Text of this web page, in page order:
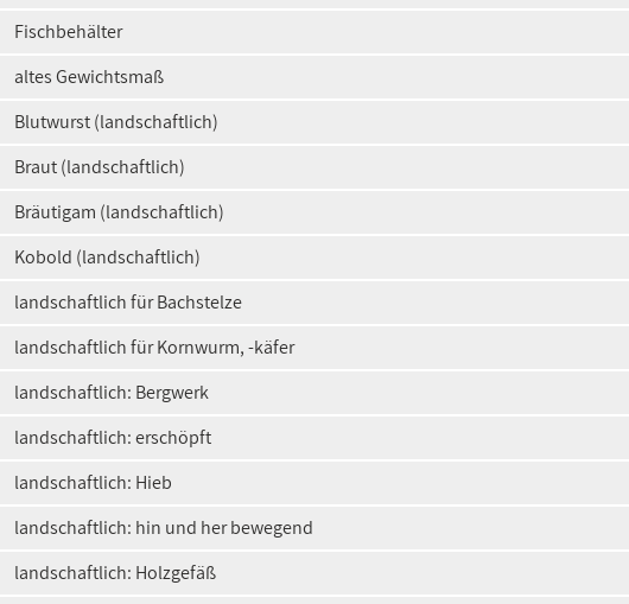
Fischbehälter
altes Gewichtsmaß
Blutwurst (landschaftlich)
Braut (landschaftlich)
Bräutigam (landschaftlich)
Kobold (landschaftlich)
landschaftlich für Bachstelze
landschaftlich für Kornwurm, -käfer
landschaftlich: Bergwerk
landschaftlich: erschöpft
landschaftlich: Hieb
landschaftlich: hin und her bewegend
landschaftlich: Holzgefäß